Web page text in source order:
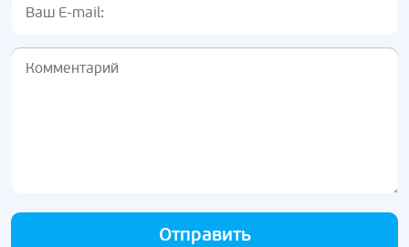
Отправить